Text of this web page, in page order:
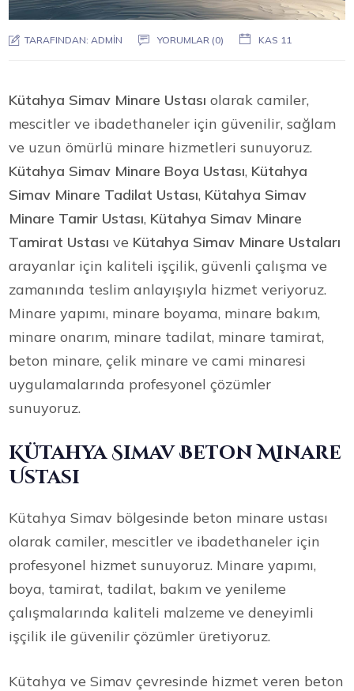
TARAFINDAN: ADMIN YORUMLAR (0) KAS 11
Kütahya Simav Minare Ustası olarak camiler,
mescitler ve ibadethaneler için güvenilir, sağlam
ve uzun ömürlü minare hizmetleri sunuyoruz.
Kütahya Simav Minare Boya Ustası, Kütahya
Simav Minare Tadilat Ustası, Kütahya Simav
Minare Tamir Ustası, Kütahya Simav Minare
Tamirat Ustası ve Kütahya Simav Minare Ustaları
arayanlar için kaliteli işçilik, güvenli çalışma ve
zamanında teslim anlayışıyla hizmet veriyoruz.
Minare yapımı, minare boyama, minare bakım,
minare onarım, minare tadilat, minare tamirat,
beton minare, çelik minare ve cami minaresi
uygulamalarında profesyonel çözümler
sunuyoruz.
Kütahya Simav Beton Minare
Ustası
Kütahya Simav bölgesinde beton minare ustası
olarak camiler, mescitler ve ibadethaneler için
profesyonel hizmet sunuyoruz. Minare yapımı,
boya, tamirat, tadilat, bakım ve yenileme
çalışmalarında kaliteli malzeme ve deneyimli
işçilik ile güvenilir çözümler üretiyoruz.
Kütahya ve Simav çevresinde hizmet veren beton